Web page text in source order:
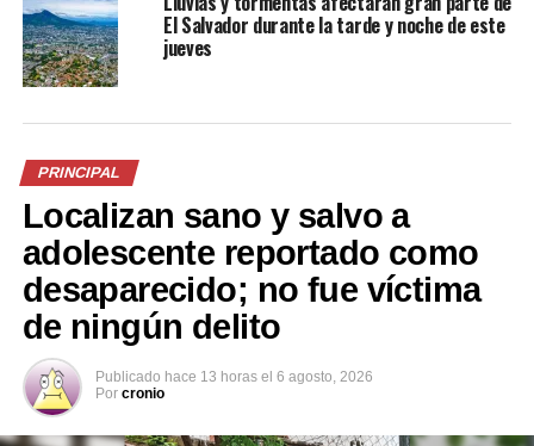
por una falla eléctrica
3 julio, 2019
En «Nacionales»
RELATED TOPICS: ANDA
FALLOS ELÉCTRICOS
UP NEXT
El Parque Nacional Montecristo reabre sus puertas al
público
DON'T MISS
FGR ordena la captura de 30 personas por estafas,
hurto y tentativa de homicidio
El Salvador durante la tarde y noche de este
jueves
PRINCIPAL
Localizan sano y salvo a
adolescente reportado como
desaparecido; no fue víctima
de ningún delito
Publicado hace 13 horas el 6 agosto, 2026
Por cronio